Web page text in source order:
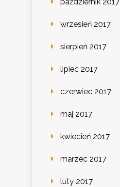
październik 2017
wrzesień 2017
sierpień 2017
lipiec 2017
czerwiec 2017
maj 2017
kwiecień 2017
marzec 2017
luty 2017